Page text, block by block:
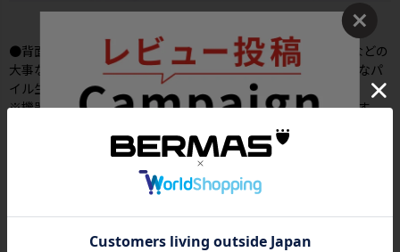
●背面側メインルームはクッション材入りでPC・タブレットなどの
大事な機器を衝撃から守ります。内装は収納物に優しいソフトなパ
イル生地を使用しました。(～15インチPC対応可能)
※機器の対応サイズ：機器によって入らない可能性がございます。